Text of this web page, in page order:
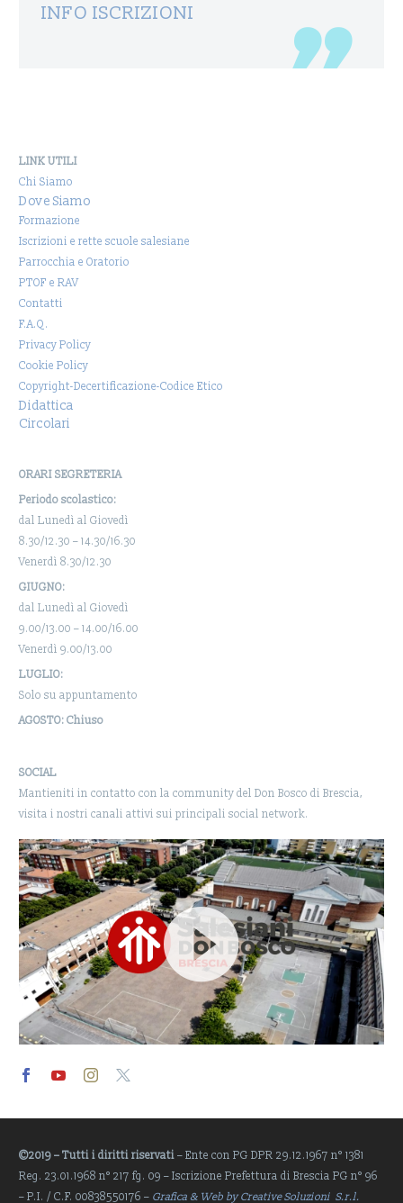
INFO ISCRIZIONI
LINK UTILI
Chi Siamo
Dove Siamo
Formazione
Iscrizioni e rette scuole salesiane
Parrocchia e Oratorio
PTOF e RAV
Contatti
F.A.Q.
Privacy Policy
Cookie Policy
Copyright-Decertificazione-Codice Etico
Didattica
Circolari
ORARI SEGRETERIA
Periodo scolastico:
dal Lunedì al Giovedì
8.30/12.30 – 14.30/16.30
Venerdì 8.30/12.30
GIUGNO:
dal Lunedì al Giovedì
9.00/13.00 – 14.00/16.00
Venerdì 9.00/13.00
LUGLIO:
Solo su appuntamento
AGOSTO: Chiuso
SOCIAL
Mantieniti in contatto con la community del Don Bosco di Brescia,
visita i nostri canali attivi sui principali social network.
Player
©2019 – Tutti i diritti riservati – Ente con PG DPR 29.12.1967 n° 1381
Reg. 23.01.1968 n° 217 fg. 09 – Iscrizione Prefettura di Brescia PG n° 96
– P.I. / C.F. 00838550176 – Grafica & Web by Creative Soluzioni S.r.l.